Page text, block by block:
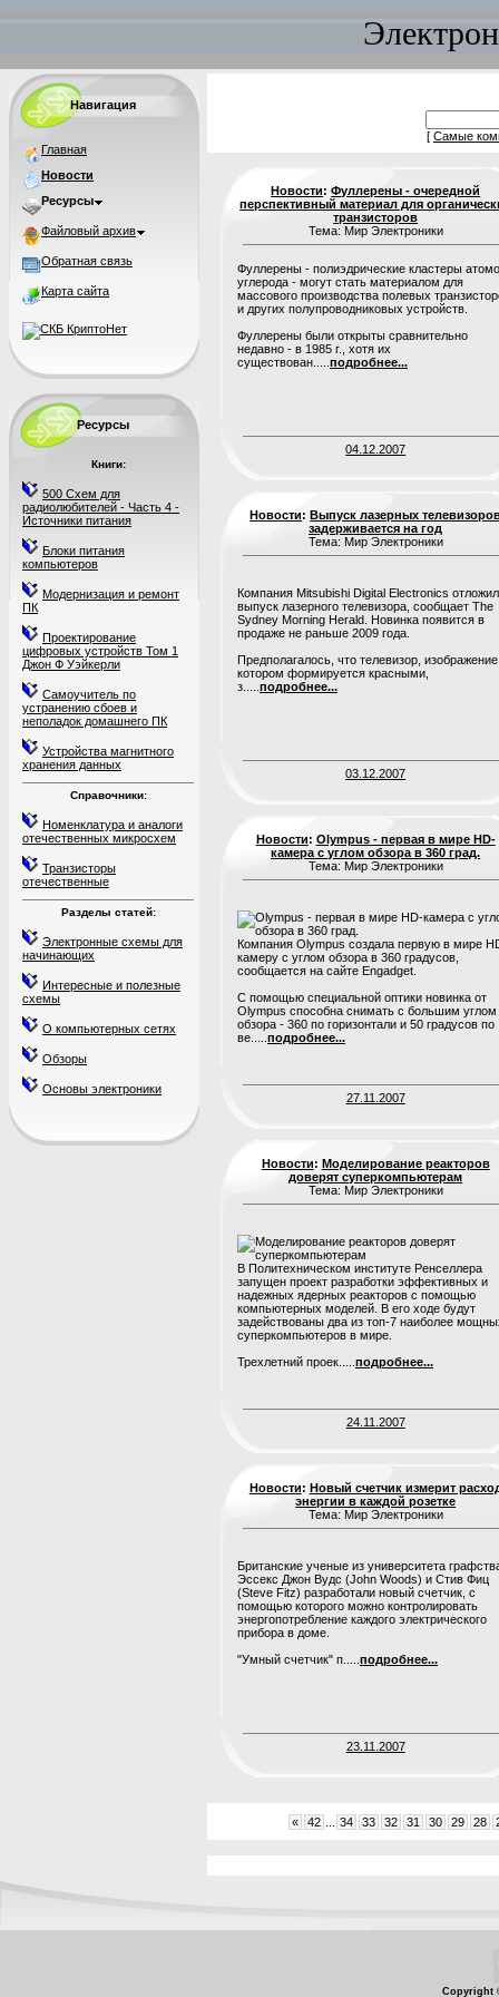
Навигация
Главная
Новости
Ресурсы
Файловый архив
Обратная связь
Карта сайта
Ресурсы
Книги:
500 Схем для
радиолюбителей - Часть 4 -
Источники питания
Блоки питания
компьютеров
Модернизация и ремонт
ПК
Проектирование
цифровых устройств Том 1
Джон Ф Уэйкерли
Самоучитель по
устранению сбоев и
неполадок домашнего ПК
Устройства магнитного
хранения данных
Справочники:
Номенклатура и аналоги
отечественных микросхем
Транзисторы
отечественные
Разделы статей:
Электронные схемы для
начинающих
Интересные и полезные
схемы
О компьютерных сетях
Обзоры
Основы электроники
[ Самые
Новости:Фуллерены - очередной
перспективный материал для
транзисторов
Тема: Мир Электроники
Фуллерены - полиэдрические кластеры
углерода - могут стать материалом для
массового производства полевых
и других полупроводниковых устройств.
Фуллерены были открыты сравнительно
недавно - в 1985 г., хотя их
существован..... подробнее...
04.12.2007
Новости:Выпуск лазерных
задерживается на год
Тема: Мир Электроники
Компания Mitsubishi Digital Electronics
выпуск лазерного телевизора, сообщает The
Sydney Morning Herald. Новинка появится в
продаже не раньше 2009 года.
Предполагалось, что телевизор,
котором формируется красными,
з..... подробнее...
03.12.2007
Новости: Olympus - первая в мире HD-
камера с углом обзора в 360 град.
Тема: Мир Электроники
Компания Olympus создала первую в мире
камеру с углом обзора в 360 градусов,
сообщается на сайте Engadget.
C помощью специальной оптики новинка от
Olympus способна снимать с большим углом
обзора - 360 по горизонтали и 50 градусов по
ве..... подробнее...
27.11.2007
Новости: Моделирование реакторов
доверят суперкомпьютерам
Тема: Мир Электроники
В Политехническом институте Ренселлера
запущен проект разработки эффективных и
надежных ядерных реакторов с помощью
компьютерных моделей. В его ходе будут
задействованы два из топ-7 наиболее
суперкомпьютеров в мире.
Трехлетний проек..... подробнее...
24.11.2007
Новости: Новый счетчик измерит
энергии в каждой розетке
Тема: Мир Электроники
Британские ученые из университета
Эссекс Джон Вудс (John Woods) и Стив Фиц
(Steve Fitz) разработали новый счетчик, с
помощью которого можно контролировать
энергопотребление каждого электрического
прибора в доме.
"Умный счетчик" п..... подробнее...
23.11.2007
« 42 34 33 32 31 30 29 28
Copyright